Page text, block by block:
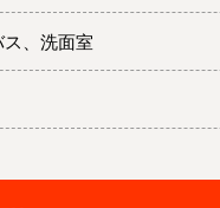
、洗面室